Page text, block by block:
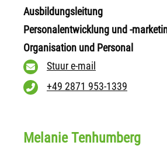
Ausbildungsleitung
Personalentwicklung und -
Organisation und Personal
Stuur e-mail
+49 2871 953-1339
Melanie Tenhumberg